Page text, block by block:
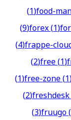
(1)food-
(9)forex(1)
(4)frappe-
(2)free(1)
(1)free-zone(1
(2)freshdesk
(3)fruugo(